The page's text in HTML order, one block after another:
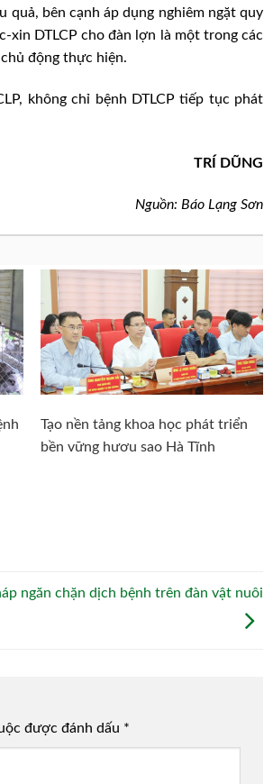
quả, bên cạnh áp dụng nghiêm ngặt quy
xin DTLCP cho đàn lợn là một trong các
động thực hiện.
không chỉ bệnh DTLCP tiếp tục phát
TRÍ DŨNG
Nguồn: Báo Lạng Sơn
Tạo nền tảng khoa học phát triển
bền vững hươu sao Hà Tĩnh
ngăn chặn dịch bệnh trên đàn vật nuôi
được đánh dấu *